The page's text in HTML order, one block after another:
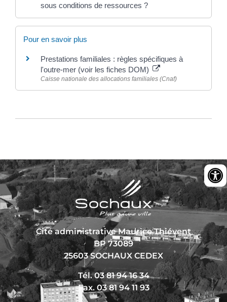
sous conditions de ressources ?
Pour en savoir plus
Prestations familiales : règles spécifiques à
l'outre-mer (voir les fiches DOM)
Caisse nationale des allocations familiales (Cnaf)
Cité administrative Maurice Thiévent
BP 73089
25603 SOCHAUX CEDEX
Tél. 03 81 94 16 34
Fax. 03 81 94 11 93